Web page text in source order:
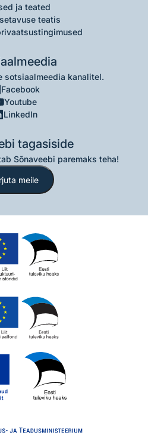
ja teated
teatis
sotsiaalmeedia kanalitel.
Facebook
Youtube
LinkedIn
tagasiside
Sõnaveebi paremaks teha!
meile